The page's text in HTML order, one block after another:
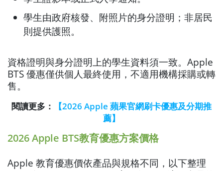
學生由政府核發、附照片的身分證明；非居民
則提供護照。
資格證明與身分證明上的學生資料須一致。Apple
BTS 優惠僅供個人最終使用，不適用機構採購或轉
售。
閱讀更多：
【2026 Apple 蘋果官網刷卡優惠及分期推
薦】
2026 Apple BTS教育優惠方案價格
Apple 教育優惠價依產品與規格不同，以下整理